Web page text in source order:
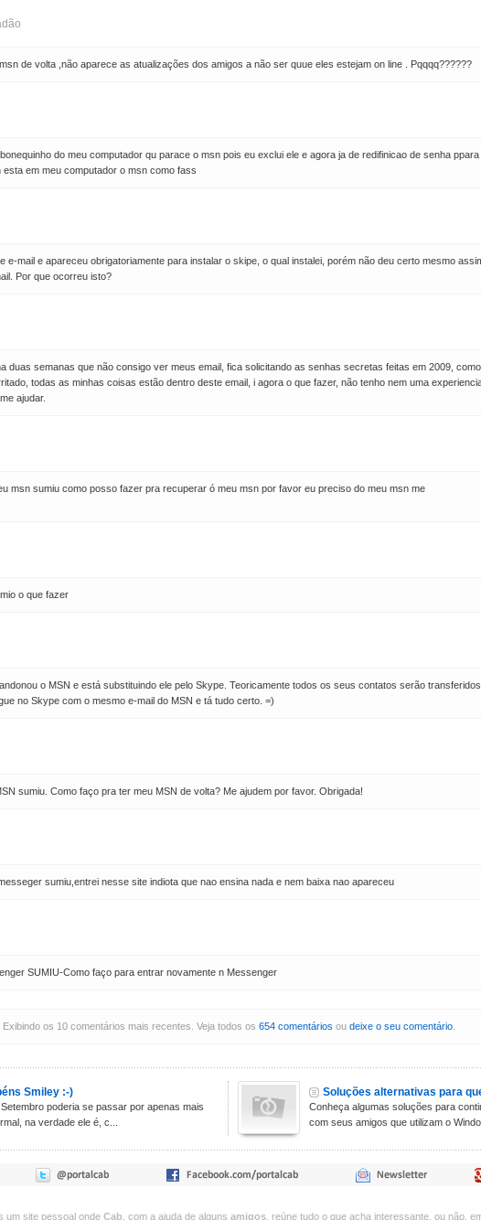
de volta ,não aparece as atualizações dos amigos a não ser quue eles estejam on line . Pqqqq??????
do meu computador qu parace o msn pois eu exclui ele e agora ja de redifinicao de senha
esta em meu computador o msn como fass
e-mail e apareceu obrigatoriamente para instalar o skipe, o qual instalei, porém não deu certo mesmo
Por que ocorreu isto?
duas semanas que não consigo ver meus email, fica solicitando as senhas secretas feitas em 2009,
todas as minhas coisas estão dentro deste email, i agora o que fazer, não tenho nem uma
ajudar.
msn sumiu como posso fazer pra recuperar ó meu msn por favor eu preciso do meu msn me
o que fazer
o MSN e está substituindo ele pelo Skype. Teoricamente todos os seus contatos serão
no Skype com o mesmo e-mail do MSN e tá tudo certo. =)
sumiu. Como faço pra ter meu MSN de volta? Me ajudem por favor. Obrigada!
sumiu,entrei nesse site indiota que nao ensina nada e nem baixa nao apareceu
SUMIU-Como faço para entrar novamente n Messenger
Exibindo os 10 comentários mais recentes. Veja todos os 654 comentários ou deixe o seu comentário.
Smiley :-)
poderia se passar por apenas mais
na verdade ele é, c...
Soluções alternativas para
Conheça algumas soluções para
com seus amigos que utilizam o
um site pessoal onde Cab , com a ajuda de alguns amigos , reúne tudo o que acha interessante, ou não,